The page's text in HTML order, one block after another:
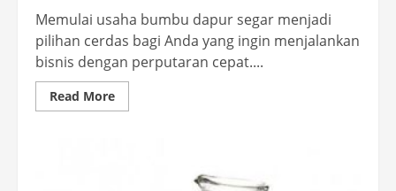
Memulai usaha bumbu dapur segar menjadi
pilihan cerdas bagi Anda yang ingin menjalankan
bisnis dengan perputaran cepat....
Read MoreRead
more